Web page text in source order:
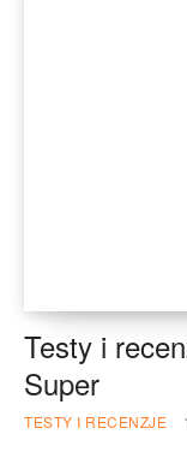
Testy i
Super
TESTY I RECENZJE